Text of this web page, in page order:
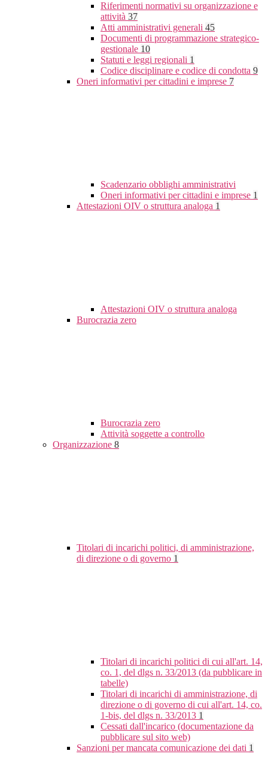
Riferimenti normativi su organizzazione e
attività 37
Atti amministrativi generali 45
Documenti di programmazione strategico-
gestionale 10
Statuti e leggi regionali 1
Codice disciplinare e codice di condotta 9
Oneri informativi per cittadini e imprese 7
Scadenzario obblighi amministrativi
Oneri informativi per cittadini e imprese 1
Attestazioni OIV o struttura analoga 1
Attestazioni OIV o struttura analoga
Burocrazia zero
Burocrazia zero
Attività soggette a controllo
Organizzazione 8
Titolari di incarichi politici, di amministrazione,
di direzione o di governo 1
Titolari di incarichi politici di cui all'art. 14,
co. 1, del dlgs n. 33/2013 (da pubblicare in
tabelle)
Titolari di incarichi di amministrazione, di
direzione o di governo di cui all'art. 14, co.
1-bis, del dlgs n. 33/2013 1
Cessati dall'incarico (documentazione da
pubblicare sul sito web)
Sanzioni per mancata comunicazione dei dati 1